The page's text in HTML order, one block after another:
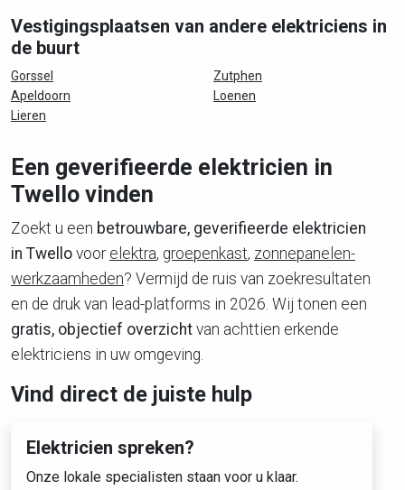
Vestigingsplaatsen van andere elektriciens in
de buurt
Gorssel
Apeldoorn
Lieren
Zutphen
Loenen
Een geverifieerde elektricien in
Twello vinden
Zoekt u een betrouwbare, geverifieerde elektricien
in Twello voor elektra, groepenkast, zonnepanelen-
werkzaamheden? Vermijd de ruis van zoekresultaten
en de druk van lead-platforms in 2026. Wij tonen een
gratis, objectief overzicht van achttien erkende
elektriciens in uw omgeving.
Vind direct de juiste hulp
Elektricien spreken?
Onze lokale specialisten staan voor u klaar.